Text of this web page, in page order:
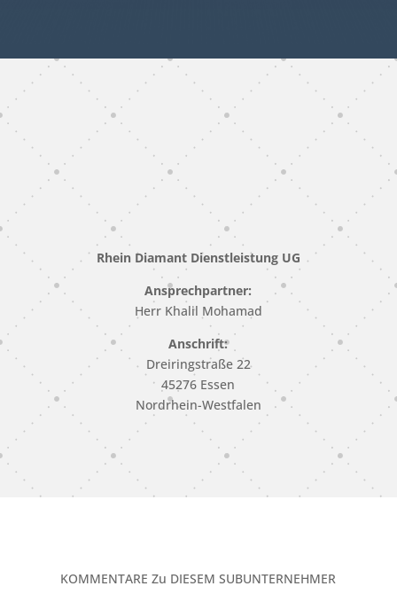
Rhein Diamant Dienstleistung UG
Ansprechpartner:
Herr Khalil Mohamad
Anschrift:
Dreiringstraße 22
45276 Essen
Nordrhein-Westfalen
KOMMENTARE Zu DIESEM SUBUNTERNEHMER